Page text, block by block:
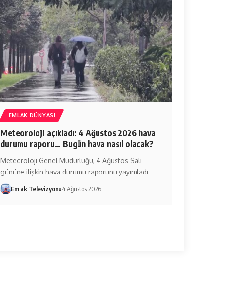
EMLAK DÜNYASI
Meteoroloji açıkladı: 4 Ağustos 2026 hava
durumu raporu… Bugün hava nasıl olacak?
Meteoroloji Genel Müdürlüğü, 4 Ağustos Salı
gününe ilişkin hava durumu raporunu yayımladı.…
Emlak Televizyonu4 Ağustos 2026